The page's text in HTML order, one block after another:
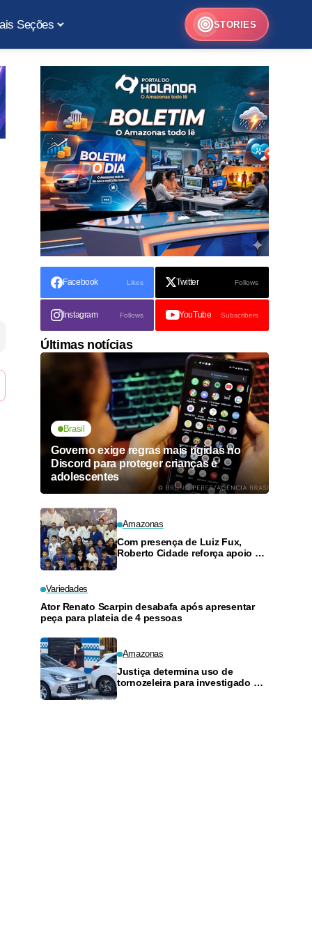
Seções STORIES
Facebook Likes Twitter Follows
Instagram Follows YouTube Subscribers
Últimas notícias
Brasil
Governo exige regras mais rígidas no
Discord para proteger crianças e
adolescentes
Amazonas
Com presença de Luiz Fux,
Roberto Cidade reforça apoio a
Variedades
Ator Renato Scarpin desabafa após apresentar
peça para plateia de 4 pessoas
Amazonas
Justiça determina uso de
tornozeleira para investigado por